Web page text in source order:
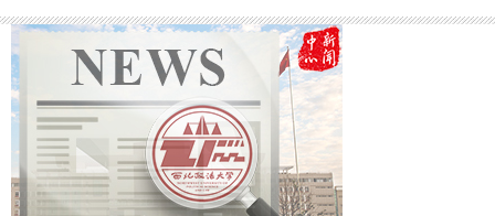
编制进一步明确学校党的建设和思想政治教育工作的发展方
向，强化目标引领，创新工作思路，破解发展难题，以实践成
效校验规划实效，为推动学校事业高质量发展提供坚强组织保
障。 会上，党委组织部副处级组织员严芳就“十五五”党建和思
想政治教育专项规划编制情况进行了说明。发展规划与学科建
设处副处长宁卫立和有关负责同志对专项规划编制进行了现场
指导。党群部门负责人结合各自工作实际，就“十四五”期间党
以及法律文化传播等领域的探索实践，重点展示了中心在国际
商事争端解决与法律查明方面的典型案例和创新经验。 座谈
期间，双方围绕“域外法查明数据库与专家库建设”“数据法治的
应用与合作机制”“涉外法治人才的培养与交流”等议题展开了深
入研讨。与会人员就如何通过信息化、智能化手段提升域外法
查明效率，如何加强高校科研成果与社会实践的联动，以及如
何构建更加开放的涉外法治人才培养体系，交换了意见并提出